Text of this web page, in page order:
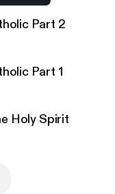
Part 2
Part 1
Holy Spirit